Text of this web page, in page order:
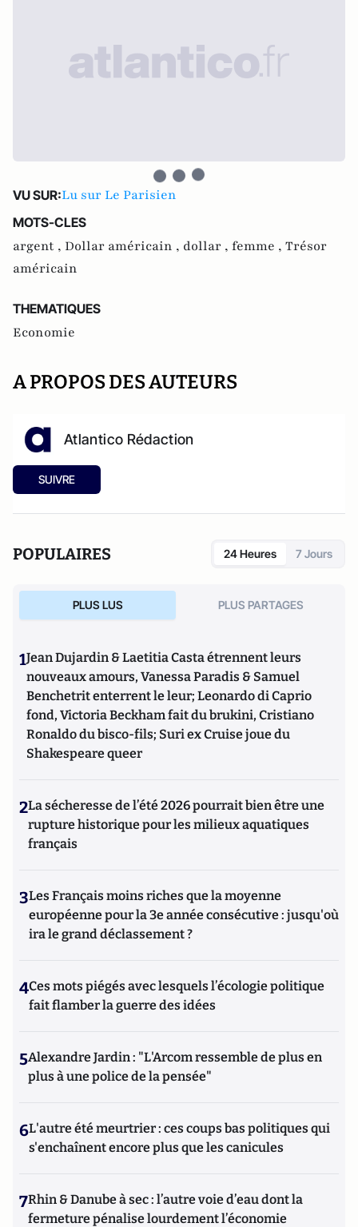
VU SUR:Lu sur Le Parisien
MOTS-CLES
argent , Dollar américain , dollar , femme , Trésor
américain
THEMATIQUES
Economie
A PROPOS DES AUTEURS
Atlantico Rédaction
SUIVRE
POPULAIRES 24 Heures 7 Jours
PLUS LUS PLUS PARTAGES
1Jean Dujardin & Laetitia Casta étrennent leurs
nouveaux amours, Vanessa Paradis & Samuel
Benchetrit enterrent le leur; Leonardo di Caprio
fond, Victoria Beckham fait du brukini, Cristiano
Ronaldo du bisco-fils; Suri ex Cruise joue du
Shakespeare queer
2La sécheresse de l’été 2026 pourrait bien être une
rupture historique pour les milieux aquatiques
français
3Les Français moins riches que la moyenne
européenne pour la 3e année consécutive : jusqu'où
ira le grand déclassement ?
4Ces mots piégés avec lesquels l’écologie politique
fait flamber la guerre des idées
5Alexandre Jardin : "L'Arcom ressemble de plus en
plus à une police de la pensée"
6L'autre été meurtrier : ces coups bas politiques qui
s'enchaînent encore plus que les canicules
7Rhin & Danube à sec : l’autre voie d’eau dont la
fermeture pénalise lourdement l’économie